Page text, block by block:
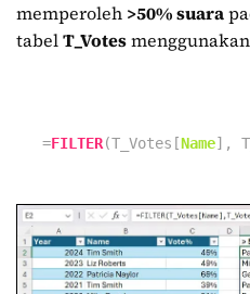
memperoleh >50% suara
tabelT_Votes
=FILTER(T_Votes[Name],